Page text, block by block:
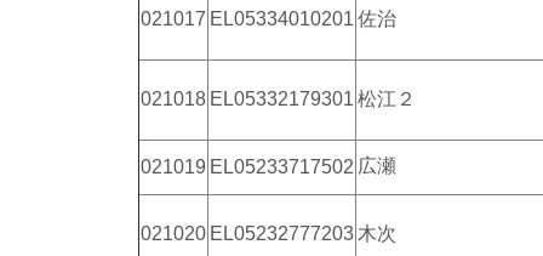
021017 EL05334010201 佐治
021018 EL05332179301 松江２
021019 EL05233717502 広瀬
021020 EL05232777203 木次